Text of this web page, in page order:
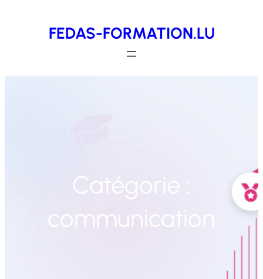
FEDAS-FORMATION.LU
Catégorie :
communication